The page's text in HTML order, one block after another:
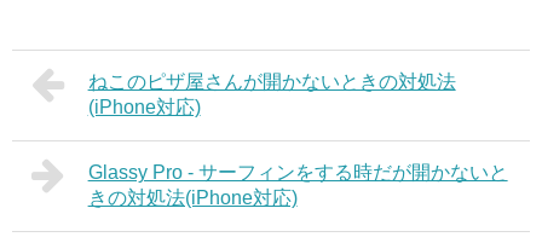
ねこのピザ屋さんが開かないときの対処法
(iPhone対応)
Glassy Pro - サーフィンをする時だが開かないと
きの対処法(iPhone対応)